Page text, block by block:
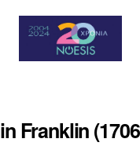
Franklin